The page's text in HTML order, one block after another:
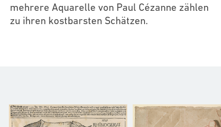
mehrere Aquarelle von Paul Cézanne zählen
zu ihren kostbarsten Schätzen.